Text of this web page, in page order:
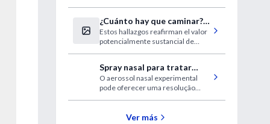
¿Cuánto hay que caminar?
Nuevas definiciones
Estos hallazgos reafirman el valor
potencialmente sustancial de
adicional.
Spray nasal para tratar
taquicardia
supraventricular
paroxística
O aerossol nasal experimental
pode oferecer uma resolução
Ver más